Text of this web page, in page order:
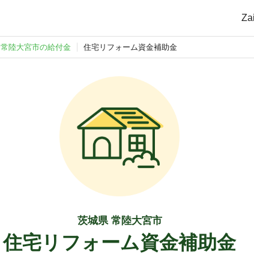
常陸大宮市の給付金 住宅リフォーム資金補助金
茨城県 常陸大宮市
住宅リフォーム資金補助金